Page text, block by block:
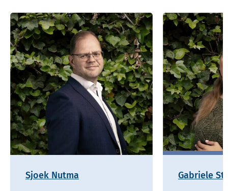
Sjoek Nutma Gabriele